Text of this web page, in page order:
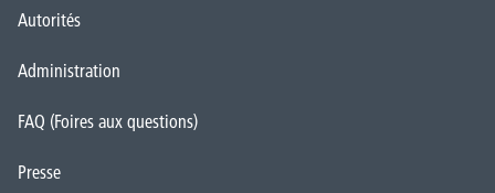
Autorités
Administration
FAQ (Foires aux questions)
Presse